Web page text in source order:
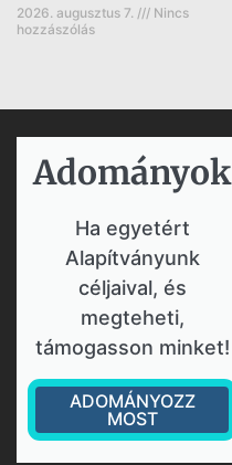
2026. augusztus 7.
Nincs
hozzászólás
Adományok​
Ha egyetért
Alapítványunk
céljaival, és
megteheti,
támogasson minket!
ADOMÁNYOZZ
MOST